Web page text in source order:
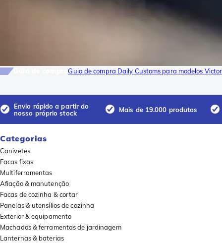
Guia de compraGuia de compra Daily Customs para modelos
Envio rápido a partir do
nosso próprio stock
Mais de 19.000 produtos
Categorias
Canivetes
Facas fixas
Multiferramentas
Afiação & manutenção
Facas de cozinha & cortar
Panelas & utensílios de cozinha
Exterior & equipamento
Machados & ferramentas de jardinagem
Lanternas & baterias